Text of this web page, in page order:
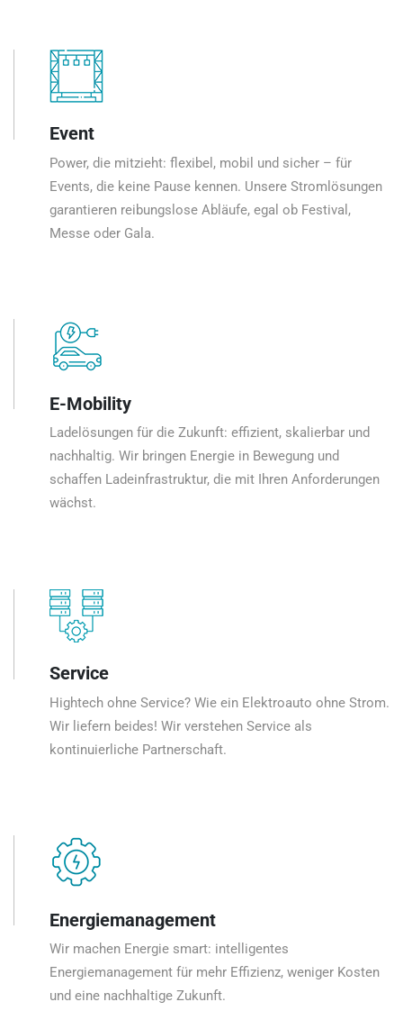
Event
Power, die mitzieht: flexibel, mobil und sicher – für
Events, die keine Pause kennen. Unsere Stromlösungen
garantieren reibungslose Abläufe, egal ob Festival,
Messe oder Gala.
E-Mobility
Ladelösungen für die Zukunft: effizient, skalierbar und
nachhaltig. Wir bringen Energie in Bewegung und
schaffen Ladeinfrastruktur, die mit Ihren Anforderungen
wächst.
Service
Hightech ohne Service? Wie ein Elektroauto ohne Strom.
Wir liefern beides! Wir verstehen Service als
kontinuierliche Partnerschaft.
Energiemanagement
Wir machen Energie smart: intelligentes
Energiemanagement für mehr Effizienz, weniger Kosten
und eine nachhaltige Zukunft.